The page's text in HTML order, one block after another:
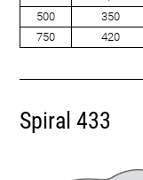
500
350
750
420
Spiral 433